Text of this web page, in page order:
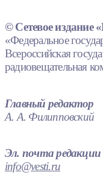
© Сетевое издание
«Федеральное
Всероссийская
радиовещательная
Главный редактор
А. А. Филипповский
Эл. почта редакции
info@vesti.ru